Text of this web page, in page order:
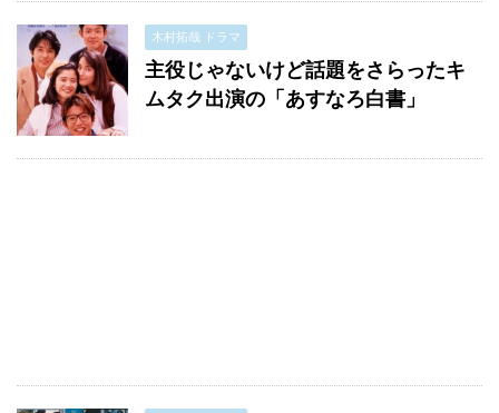
木村拓哉 ドラマ
主役じゃないけど話題をさらったキ
ムタク出演の「あすなろ白書」